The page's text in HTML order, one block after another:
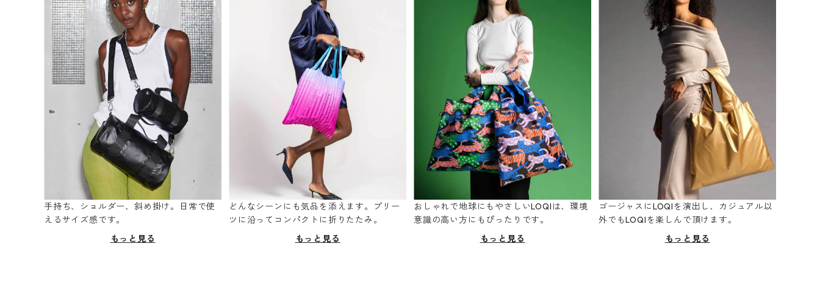
手持ち、ショルダー、斜め掛け。日常で使
えるサイズ感です。
もっと見る
どんなシーンにも気品を添えます。プリー
ツに沿ってコンパクトに折りたたみ。
もっと見る
おしゃれで地球にもやさしいLOQIは、環境
意識の高い方にもぴったりです。
もっと見る
ゴージャスにLOQIを演出し、カジュアル以
外でもLOQIを楽しんで頂けます。
もっと見る